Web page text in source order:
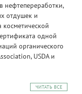
нефтепереработки,
отдушек и
одной
органического
USDA и
ЧИТАТЬ ВСЕ